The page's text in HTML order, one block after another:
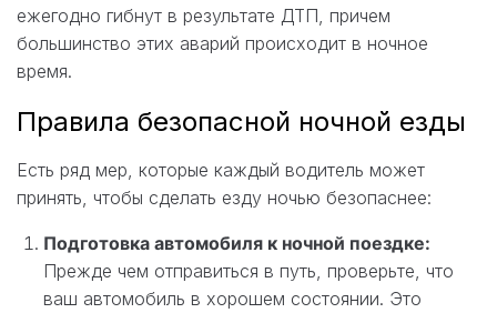
ежегодно гибнут в результате ДТП, причем
большинство этих аварий происходит в ночное
время.
Правила безопасной ночной езды
Есть ряд мер, которые каждый водитель может
принять, чтобы сделать езду ночью безопаснее:
Подготовка автомобиля к ночной поездке:
Прежде чем отправиться в путь, проверьте, что
ваш автомобиль в хорошем состоянии. Это